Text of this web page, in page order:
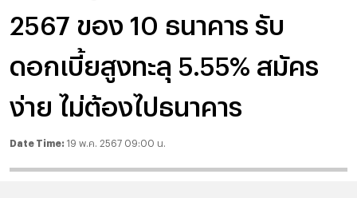
2567 ของ 10 ธนาคาร รับ
ดอกเบี้ยสูงทะลุ 5.55% สมัคร
ง่าย ไม่ต้องไปธนาคาร
Date Time: 19 พ.ค. 2567 09:00 น.